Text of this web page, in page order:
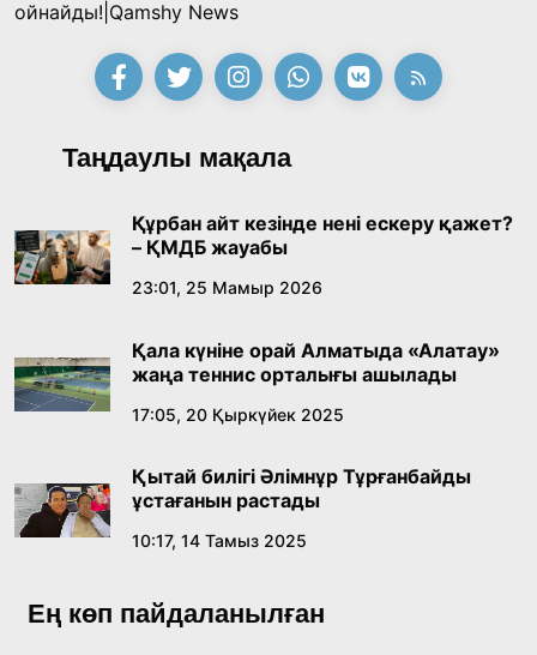
қабылдады
16:27, 23 Шілде 2026
Қазақ тіліндегі «құт» концептісінің
лингвомәдени сипаты
09:21, 21 Шілде 2026
Абайдың адам тәрбиесі туралы
18:59, 20 Шілде 2026
Жасанды интеллект: адамзаттың көмекшісі
18:16, 20 Шілде 2026
жетістіктері мен даму бағыты
ойнайды!|Qamshy News
Таңдаулы мақала
Құрбан айт кезінде нені ескеру қажет?
– ҚМДБ жауабы
23:01, 25 Мамыр 2026
Қала күніне орай Алматыда «Алатау»
жаңа теннис орталығы ашылады
17:05, 20 Қыркүйек 2025
Қытай билігі Әлімнұр Тұрғанбайды
ұстағанын растады
10:17, 14 Тамыз 2025
Ең көп пайдаланылған